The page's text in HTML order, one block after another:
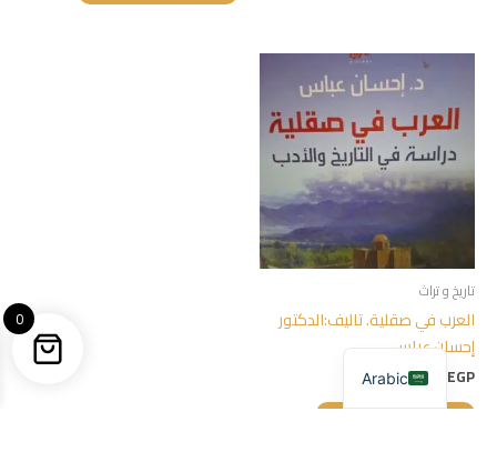
تاريخ و تراث
العرب في صقلية. تاليف:الدكتور
إحسان عباس
350,00 EGP
0
Arabic